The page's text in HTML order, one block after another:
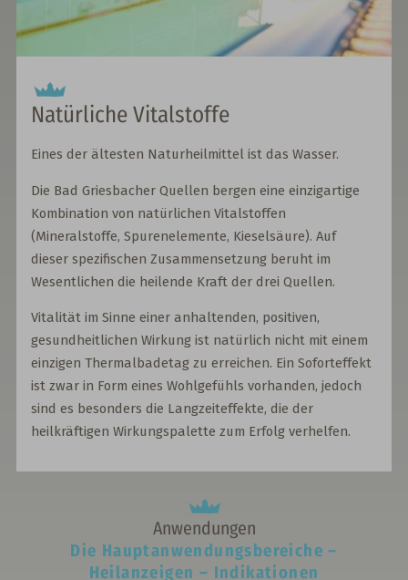
Natürliche Vitalstoffe
Eines der ältesten Naturheilmittel ist das Wasser.
Die Bad Griesbacher Quellen bergen eine einzigartige
Kombination von natürlichen Vitalstoffen
(Mineralstoffe, Spurenelemente, Kieselsäure). Auf
dieser spezifischen Zusammensetzung beruht im
Wesentlichen die heilende Kraft der drei Quellen.
Vitalität im Sinne einer anhaltenden, positiven,
gesundheitlichen Wirkung ist natürlich nicht mit einem
einzigen Thermalbadetag zu erreichen. Ein Soforteffekt
ist zwar in Form eines Wohlgefühls vorhanden, jedoch
sind es besonders die Langzeiteffekte, die der
heilkräftigen Wirkungspalette zum Erfolg verhelfen.
Anwendungen
Die Hauptanwendungsbereiche –
Heilanzeigen – Indikationen